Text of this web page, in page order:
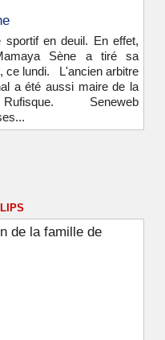
sportif en deuil. En effet,
Sène a tiré sa
ce lundi. L'ancien arbitre
a été aussi maire de la
Seneweb
de la famille de